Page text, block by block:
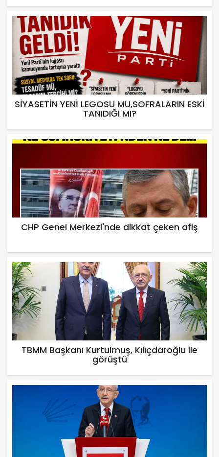
SİYASETİN YENİ LEGOSU MU,SOFRALARIN ESKİ
TANIDIĞI MI?
CHP Genel Merkezi'nde dikkat çeken afiş
TBMM Başkanı Kurtulmuş, Kılıçdaroğlu ile
görüştü